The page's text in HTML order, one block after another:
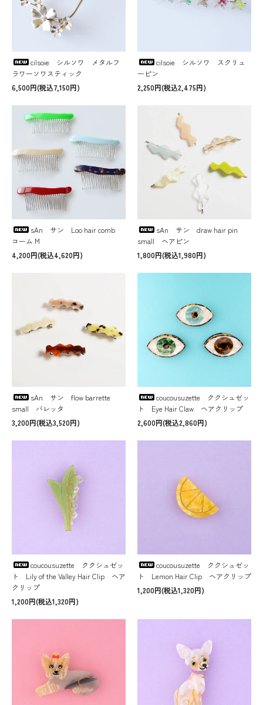
cilsoie シルソワ メタルフ
ラワーソワスティック
6,500円(税込7,150円)
cilsoie シルソワ スクリュ
ーピン
2,250円(税込2,475円)
sAn サン Loo hair comb
コーム M
4,200円(税込4,620円)
sAn サン draw hair pin
small ヘアピン
1,800円(税込1,980円)
sAn サン flow barrette
small バレッタ
3,200円(税込3,520円)
coucousuzette ククシュゼッ
ト Eye Hair Claw ヘアクリップ
2,600円(税込2,860円)
coucousuzette ククシュゼッ
ト Lily of the Valley Hair Clip ヘア
クリップ
1,200円(税込1,320円)
coucousuzette ククシュゼッ
ト Lemon Hair Clip ヘアクリップ
1,200円(税込1,320円)